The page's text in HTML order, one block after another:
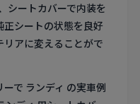
シートカバーで内装を
正シートの状態を良好
アに変えることがで
で ランディ の実車例